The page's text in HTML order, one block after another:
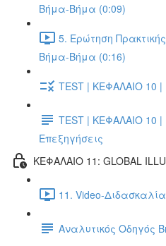
Βήμα-Βήμα (0:09)
5. Ερώτηση
Βήμα-Βήμα (0:16)
TEST | ΚΕΦΑΛΑΙΟ 10
TEST | ΚΕΦΑΛΑΙΟ 10 |
Επεξηγήσεις
ΚΕΦΑΛΑΙΟ 11: GLOBAL
11. Video-
Αναλυτικός Οδηγός